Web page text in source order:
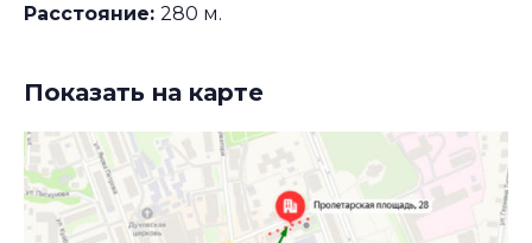
Расстояние: 280 м.
Показать на карте